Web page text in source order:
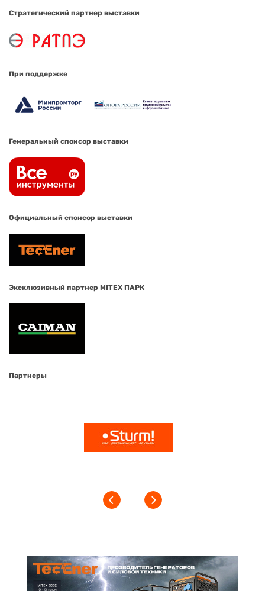
Стратегический партнер выставки
При поддержке
Генеральный спонсор выставки
Официальный спонсор выставки
Эксклюзивный партнер MITEX ПАРК
Партнеры